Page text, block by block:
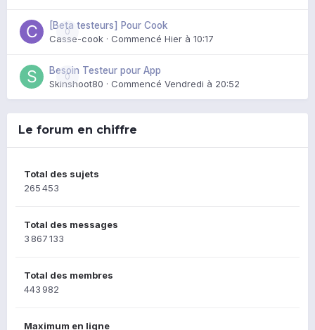
0
[Beta testeurs] Pour Cook
Casse-cook · Commencé Hier à 10:17
0
Besoin Testeur pour App
Skinshoot80 · Commencé Vendredi à 20:52
Le forum en chiffre
Total des sujets
265 453
Total des messages
3 867 133
Total des membres
443 982
Maximum en ligne